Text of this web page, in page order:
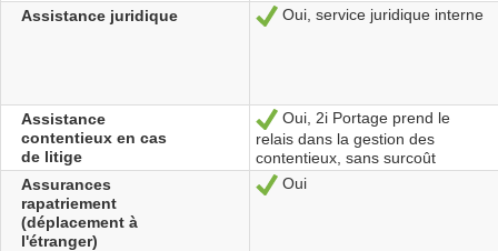
Assistance juridique Sí
Oui, service juridique interne
Assistance
contentieux en cas
de litige
Sí
Oui, 2i Portage prend le
relais dans la gestion des
contentieux, sans surcoût
Assurances
rapatriement
(déplacement à
l'étranger)
Sí
Oui